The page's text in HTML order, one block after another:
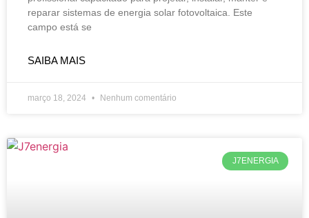
reparar sistemas de energia solar fotovoltaica. Este
campo está se
SAIBA MAIS
março 18, 2024 Nenhum comentário
J7ENERGIA